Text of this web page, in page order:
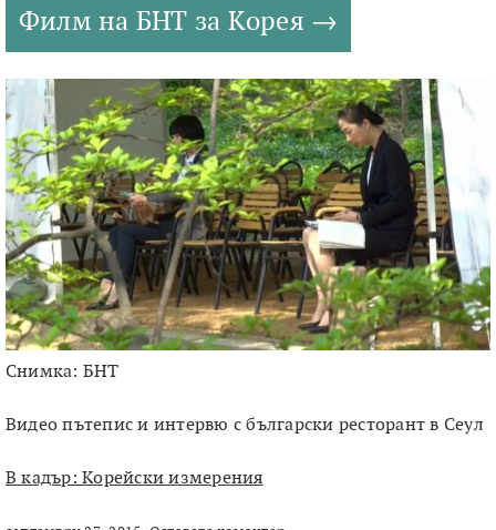
Филм на БНТ за Корея
Снимка: БНТ
Видео пътепис и интервю с български ресторант в Сеул
В кадър: Корейски измерения